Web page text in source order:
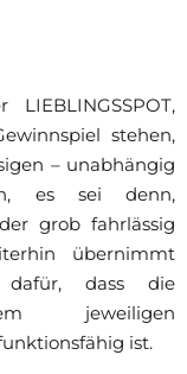
LIEBLINGSSPOT,
stehen,
– unabhängig
es sei denn,
grob fahrlässig
übernimmt
dafür, dass die
jeweiligen
ist.